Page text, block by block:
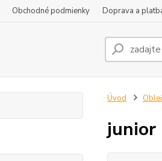
Obchodné podmienky Doprava a
Úvod
junior